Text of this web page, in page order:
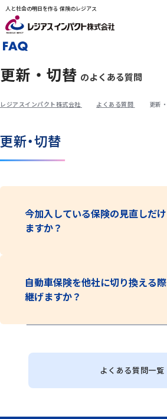
人と社会の明日を作る 保険のレジアス
更新・切替 のよくある質問
レジアスインパクト株式会社 よくある質問 更新
更新・切替
今加入している保険の見直しだ
ますか？
自動車保険を他社に切り換える
継げますか？
よくある質問一覧